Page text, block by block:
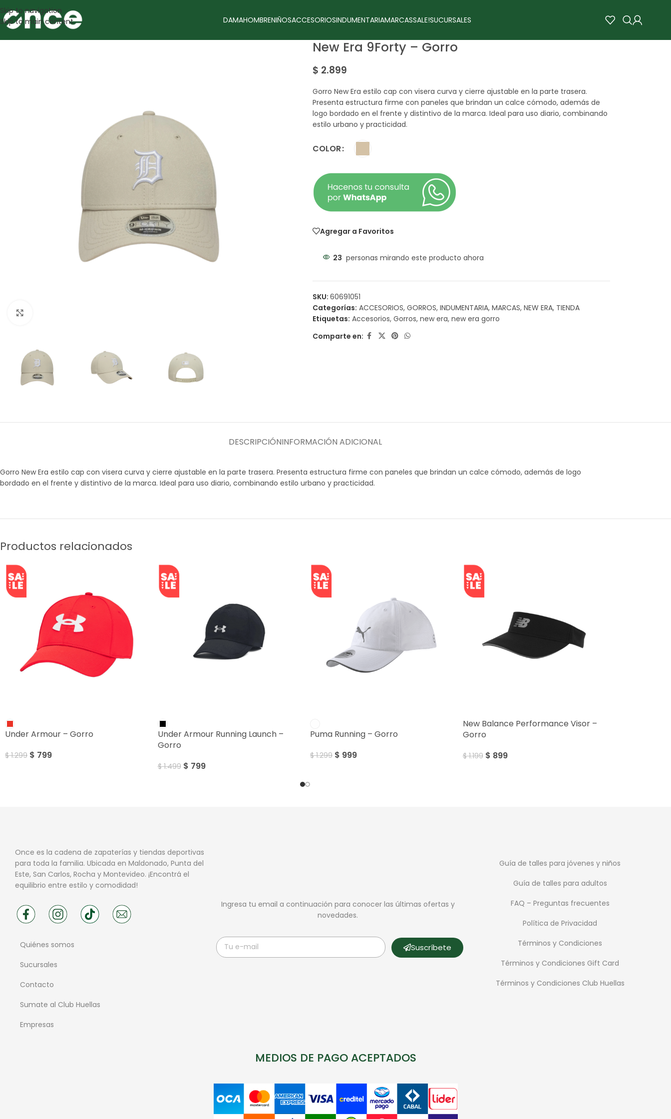
Skip to navigation
Skip to main content
DAMAHOMBRENIÑOSACCESORIOSINDUMENTARIAMARCASSALE!SUCURSALES
New Era 9Forty – Gorro
$ 2.899
Gorro New Era estilo cap con visera curva y cierre ajustable en la parte trasera.
Presenta estructura firme con paneles que brindan un calce cómodo, además de
logo bordado en el frente y distintivo de la marca. Ideal para uso diario, combinando
estilo urbano y practicidad.
COLOR
Agregar a Favoritos
23 personas mirando este producto ahora
SKU: 60691051
Categorías: ACCESORIOS, GORROS, INDUMENTARIA, MARCAS, NEW ERA, TIENDA
Etiquetas: Accesorios, Gorros, new era, new era gorro
Comparte en:
DESCRIPCIÓNINFORMACIÓN ADICIONAL
Gorro New Era estilo cap con visera curva y cierre ajustable en la parte trasera. Presenta estructura firme con paneles que brindan un calce cómodo, además de logo
bordado en el frente y distintivo de la marca. Ideal para uso diario, combinando estilo urbano y practicidad.
Productos relacionados
Under Armour – Gorro
$1.299 $ 799
Under Armour Running Launch –
Gorro
$1.499 $ 799
Puma Running – Gorro
$1.299 $ 999
New Balance Performance Visor –
Gorro
$1.199 $ 899
Once es la cadena de zapaterías y tiendas deportivas
para toda la familia. Ubicada en Maldonado, Punta del
Este, San Carlos, Rocha y Montevideo. ¡Encontrá el
equilibrio entre estilo y comodidad!
Quiénes somos
Sucursales
Contacto
Sumate al Club Huellas
Empresas
Ingresa tu email a continuación para conocer las últimas ofertas y
novedades.
Suscríbete
Guía de talles para jóvenes y niños
Guía de talles para adultos
FAQ – Preguntas frecuentes
Política de Privacidad
Términos y Condiciones
Términos y Condiciones Gift Card
Términos y Condiciones Club Huellas
MEDIOS DE PAGO ACEPTADOS